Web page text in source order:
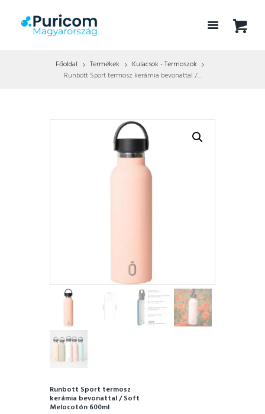
Főoldal Termékek
Kulacsok - Termoszok
Runbott Sport termosz kerámia bevonattal /...
Runbott Sport termosz
kerámia bevonattal / Soft
Melocotón 600ml